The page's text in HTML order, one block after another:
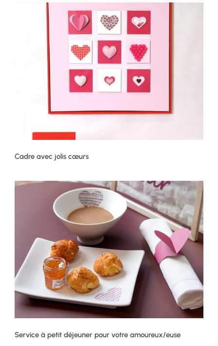
Cadre avec jolis cœurs
Service à petit déjeuner pour votre amoureux/euse